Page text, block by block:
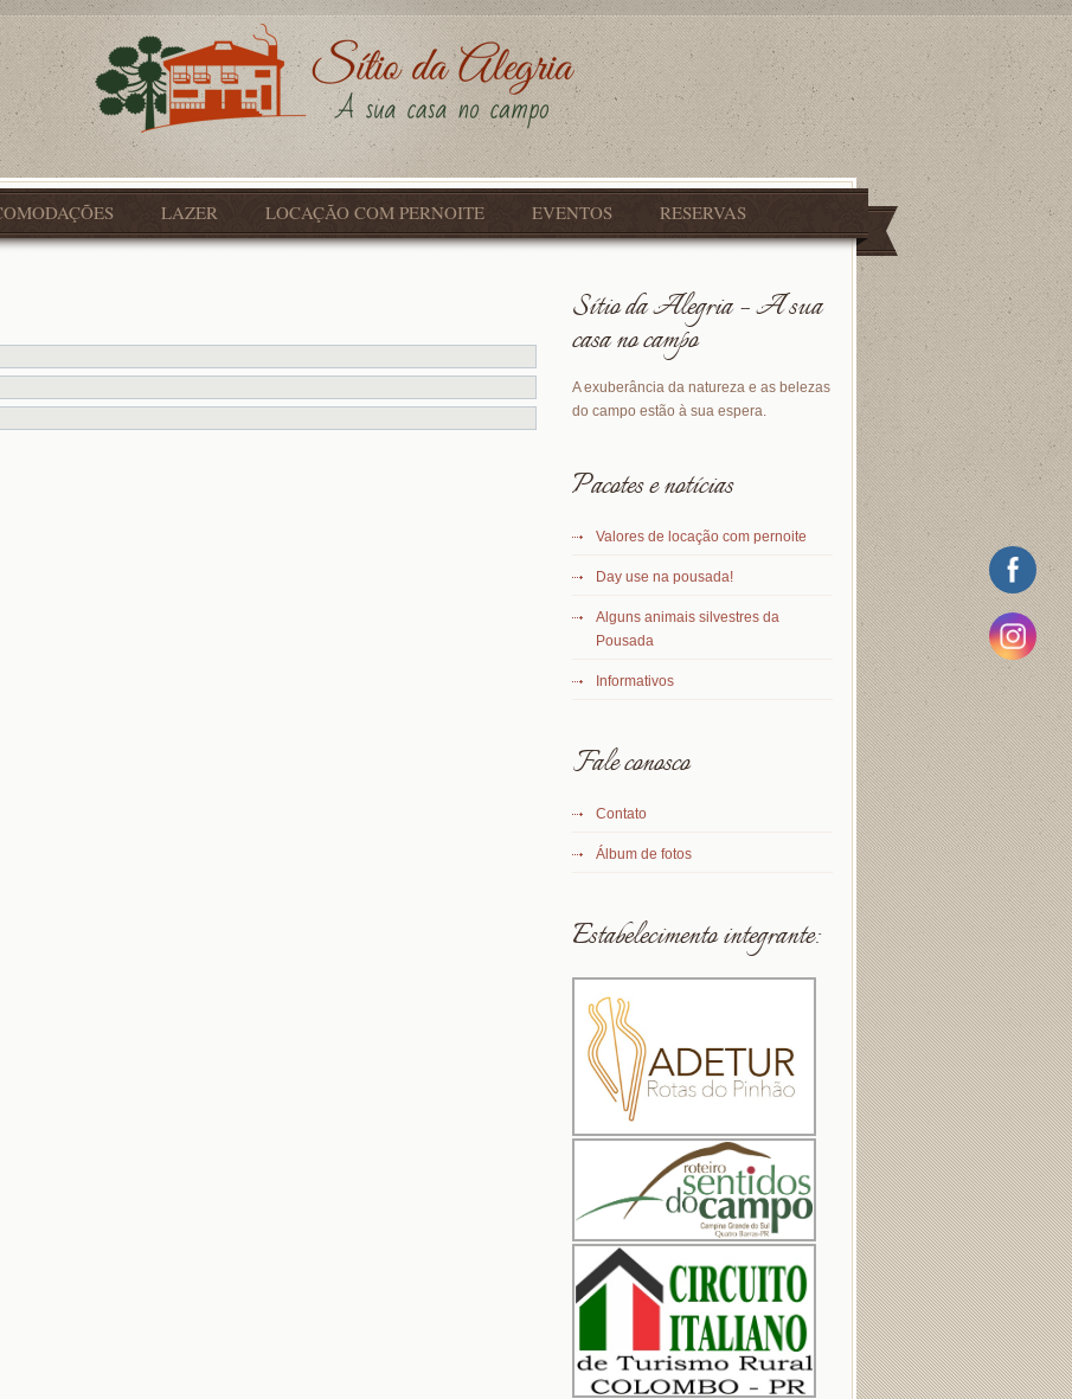
LAZER LOCAÇÃO COM PERNOITE EVENTOS RESERVAS
Sítio da Alegria – A sua
casa no campo
A exuberância da natureza e as belezas
do campo estão à sua espera.
Pacotes e notícias
Valores de locação com pernoite
Day use na pousada!
Alguns animais silvestres da
Pousada
Informativos
Fale conosco
Contato
Álbum de fotos
Estabelecimento integrante: